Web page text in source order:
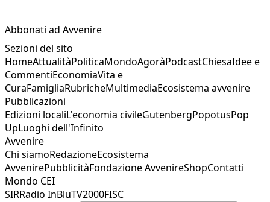
Abbonati ad Avvenire
Sezioni del sito
HomeAttualitàPoliticaMondoAgoràPodcastChiesaIdee e
CommentiEconomiaVita e
CuraFamigliaRubricheMultimediaEcosistema avvenire
Pubblicazioni
Edizioni localiL'economia civileGutenbergPopotusPop
UpLuoghi dell'Infinito
Avvenire
Chi siamoRedazioneEcosistema
AvvenirePubblicitàFondazione AvvenireShopContatti
Mondo CEI
SIRRadio InBluTV2000FISC